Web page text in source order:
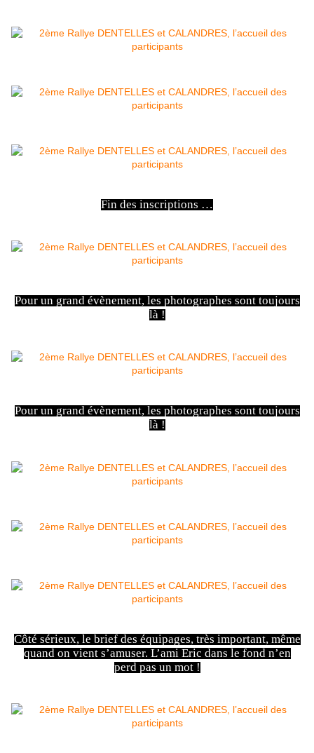
Fin des inscriptions …
Pour un grand évènement, les photographes sont toujours
là !
Pour un grand évènement, les photographes sont toujours
là !
Côté sérieux, le brief des équipages, très important, même
quand on vient s’amuser. L’ami Eric dans le fond n’en
perd pas un mot !